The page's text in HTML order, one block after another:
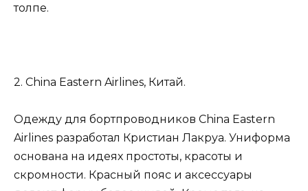
толпе.
2. China Eastern Airlines, Китай.
Одежду для бортпроводников China Eastern
Airlines разработал Кристиан Лакруа. Униформа
основана на идеях простоты, красоты и
скромности. Красный пояс и аксессуары